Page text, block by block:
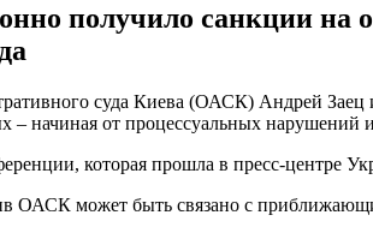
получило санкции на
суда Киева (ОАСК) Андрей
– начиная от процессуальных нарушений
которая прошла в пресс-центре
ОАСК может быть связано с